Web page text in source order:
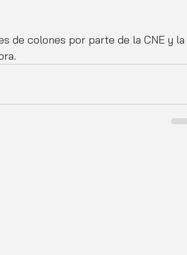
de colones por parte de la CNE y la